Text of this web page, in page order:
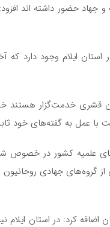
کرد: ۱۳ شهید طلبه در استان
با عمل به گفته‌های خود
گروه‌های جهادی